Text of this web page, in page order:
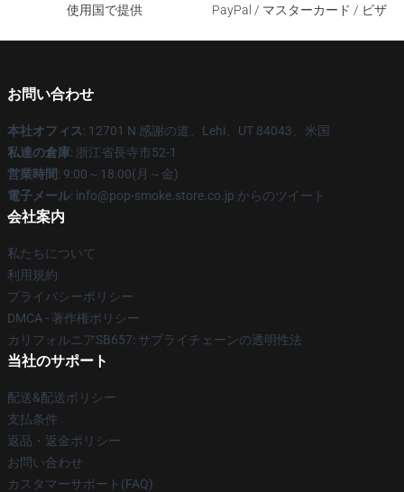
使用国で提供
PayPal / マスターカード / ビザ
お問い合わせ
本社オフィス: 12701 N 感謝の道、Lehi、UT 84043、米国
私達の倉庫: 浙江省長寺市52-1
営業時間: 9:00～18:00(月～金)
電子メール: info@pop-smoke.store.co.jp からのツイート
会社案内
私たちについて
利用規約
プライバシーポリシー
DMCA - 著作権ポリシー
カリフォルニアSB657: サプライチェーンの透明性法
当社のサポート
配送&配送ポリシー
支払条件
返品・返金ポリシー
お問い合わせ
カスタマーサポート(FAQ)